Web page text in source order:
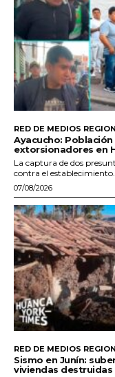
RED DE MEDIOS
Ayacucho:
extorsionadores en
La captura de dos
contra el establecimiento...
07/08/2026
RED DE MEDIOS
Sismo en Junín:
viviendas